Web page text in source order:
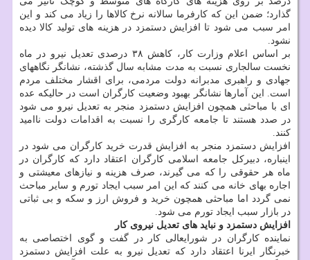
گذارد؛ ضمن این که کارفرما سالانه نرخ کالاها را زیاد می کند و این
امر سبب می شود تا افزایش دستمزد در هزینه های تولید کالا دیده
نشود.
بر اساس اعلام وزارت کار، کاهش ۳۸ درصدی تعدیل نیرو در ماه
نخست سالجاری نسبت به مدت مشابه سال گذشته، نشانگر نگاههای
جهادی و راهبری مدبرانه دولت مردمی، برای اقشار مختلف مردم
است. این آمارها نشانگر بهبود وضعیت کارگران است در حالیکه عده
ای با مباحثی همچون افزایش دستمزد منجر به تعدیل نیرو می شود
در صدد هستند تا جامعه کارگری را نسبت به اقدامات دولت ناامید
کنند.
افزایش دستمزد منجر به افزایش قدرت خرید کارگران می شود در
اینباره، دبیرکل جامعه اسلامی کارگران اعتقاد دارد که کارگران در
ماه هر حقوقی را که می گیرند، صرف هزینه و نیازهای معیشتی و
اجاره بهای خانه می کنند که این امر سبب ایجاد تورم و سایر مباحث
نمی گردد اما مباحثی همچون خرید و فروش ارز و سکه و بی ثباتی
در بازار سبب ایجاد تورم می شود.
افزایش دستمزد و نباید های تعدیل نیروی کار
نماینده کارگران در شورایعالی کار در گفت و گوی اختصاصی به
خبرنگار ایرنا اعتقاد دارد که تعدیل نیرو به علت افزایش دستمزد